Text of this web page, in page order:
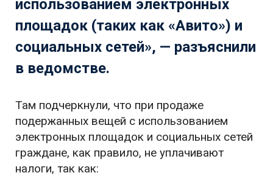
использованием электронных
площадок (таких как «Авито») и
социальных сетей», — разъяснили
в ведомстве.
Там подчеркнули, что при продаже
подержанных вещей с использованием
электронных площадок и социальных сетей
граждане, как правило, не уплачивают
налоги, так как: